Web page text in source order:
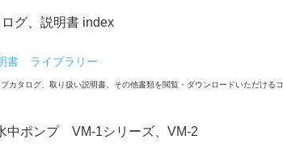
グ、説明書 index
書 ライブラリー
カタログ、取り扱い説明書、その他書類を閲覧・ダウンロードいただける
中ポンプ VM-1シリーズ、VM-2